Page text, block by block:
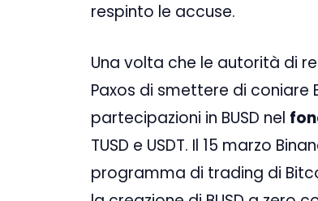
respinto le accuse.
Una volta che le autorità di
Paxos di smettere di coniare
partecipazioni in BUSD nel
TUSD e USDT. Il 15 marzo
programma di trading di